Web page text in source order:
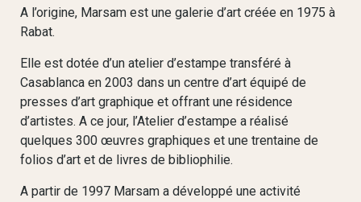
A l’origine, Marsam est une galerie d’art créée en 1975 à
Rabat.
Elle est dotée d’un atelier d’estampe transféré à
Casablanca en 2003 dans un centre d’art équipé de
presses d’art graphique et offrant une résidence
d’artistes. A ce jour, l’Atelier d’estampe a réalisé
quelques 300 œuvres graphiques et une trentaine de
folios d’art et de livres de bibliophilie.
A partir de 1997 Marsam a développé une activité